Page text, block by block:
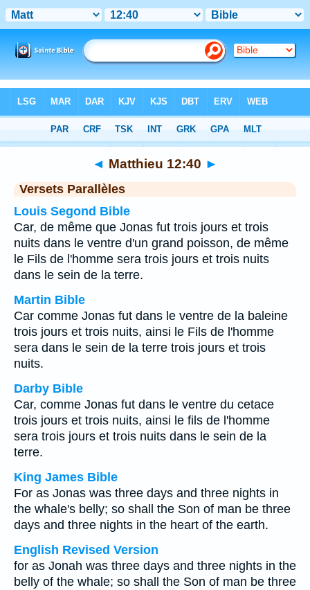
Chapitre 12> Verset 40
◄ Matthieu 12:40 ►
Versets Parallèles
Louis Segond Bible
Car, de même que Jonas fut trois jours et trois
nuits dans le ventre d'un grand poisson, de même
le Fils de l'homme sera trois jours et trois nuits
dans le sein de la terre.
Martin Bible
Car comme Jonas fut dans le ventre de la baleine
trois jours et trois nuits, ainsi le Fils de l'homme
sera dans le sein de la terre trois jours et trois
nuits.
Darby Bible
Car, comme Jonas fut dans le ventre du cetace
trois jours et trois nuits, ainsi le fils de l'homme
sera trois jours et trois nuits dans le sein de la
terre.
King James Bible
For as Jonas was three days and three nights in
the whale's belly; so shall the Son of man be three
days and three nights in the heart of the earth.
English Revised Version
for as Jonah was three days and three nights in the
belly of the whale; so shall the Son of man be three